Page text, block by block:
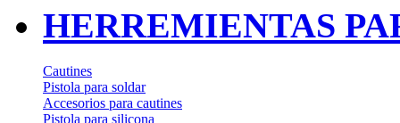
HERREMIENTAS
Cautines
Pistola para soldar
Accesorios para cautines
Pistola para silicona